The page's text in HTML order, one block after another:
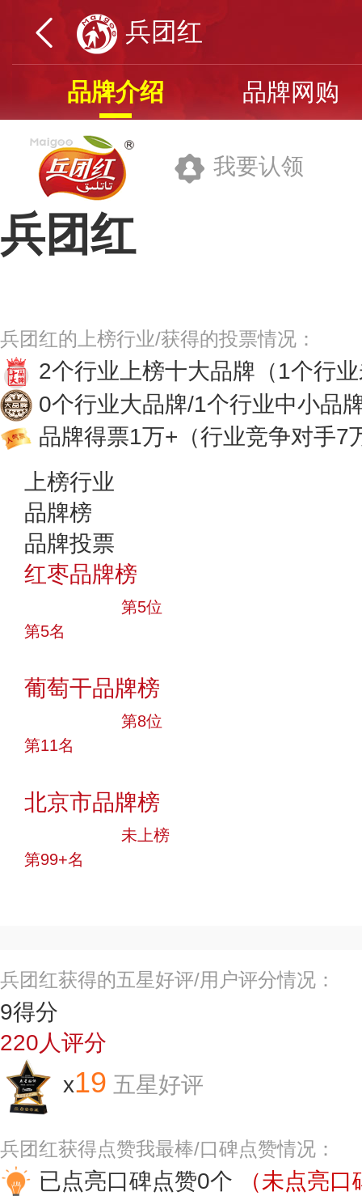
兵团红
品牌介绍 品牌网购
我要认领
兵团红
兵团红的上榜行业/获得的投票情况：
2个行业上榜十大品牌 （1个行
0个行业大品牌/1个行业中小品
品牌得票1万+ （行业竞争对手7
上榜行业
品牌榜
品牌投票
红枣品牌榜
第5位
第5名
葡萄干品牌榜
第8位
第11名
北京市品牌榜
未上榜
第99+名
兵团红获得的五星好评/用户评分情况：
9得分
220人评分
x19 五星好评
兵团红获得点赞我最棒/口碑点赞情况：
已点亮口碑点赞0个
（未点亮